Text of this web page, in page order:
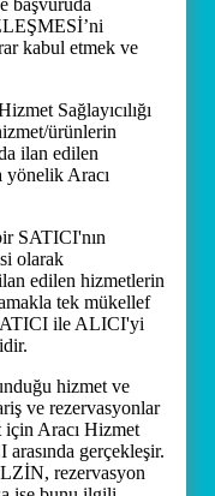
başvuruda
kabul etmek ve
Sağlayıcılığı
ürünlerin
ilan edilen
yönelik Aracı
SATICI'nın
olarak
edilen hizmetlerin
tek mükellef
ile ALICI'yi
hizmet ve
ve rezervasyonlar
Aracı Hizmet
gerçekleşir.
rezervasyon